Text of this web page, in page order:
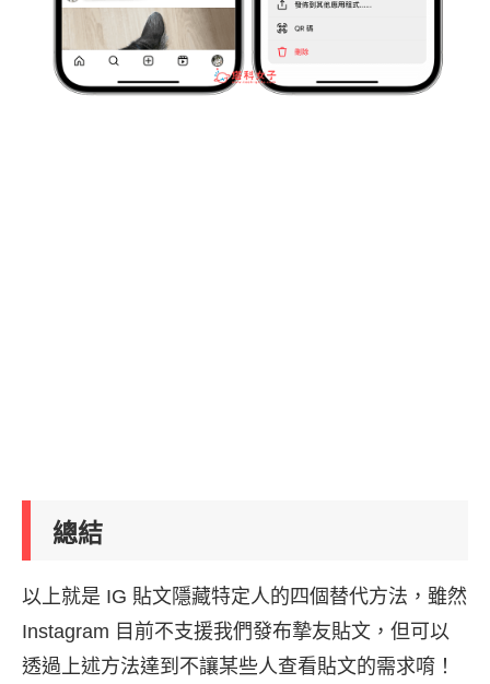
總結
以上就是 IG 貼文隱藏特定人的四個替代方法，雖然
Instagram 目前不支援我們發布摯友貼文，但可以
透過上述方法達到不讓某些人查看貼文的需求唷！